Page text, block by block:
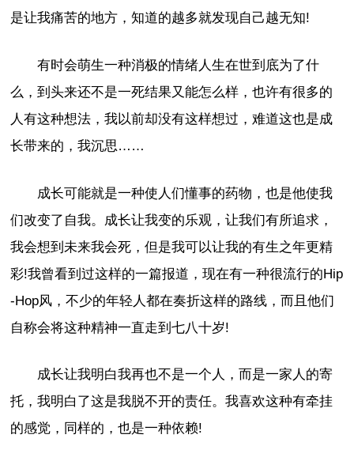
是让我痛苦的地方，知道的越多就发现自己越无知!
有时会萌生一种消极的情绪人生在世到底为了什
么，到头来还不是一死结果又能怎么样，也许有很多的
人有这种想法，我以前却没有这样想过，难道这也是成
长带来的，我沉思……
成长可能就是一种使人们懂事的药物，也是他使我
们改变了自我。成长让我变的乐观，让我们有所追求，
我会想到未来我会死，但是我可以让我的有生之年更精
彩!我曾看到过这样的一篇报道，现在有一种很流行的Hip
-Hop风，不少的年轻人都在奏折这样的路线，而且他们
自称会将这种精神一直走到七八十岁!
成长让我明白我再也不是一个人，而是一家人的寄
托，我明白了这是我脱不开的责任。我喜欢这种有牵挂
的感觉，同样的，也是一种依赖!